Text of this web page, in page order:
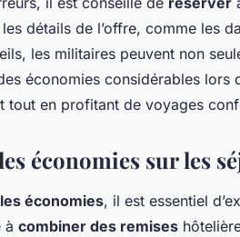
détails de l’offre, comme les
les militaires peuvent non
économies considérables lors
tout en profitant de voyages
économies sur les
économies, il est essentiel
à combiner des remises